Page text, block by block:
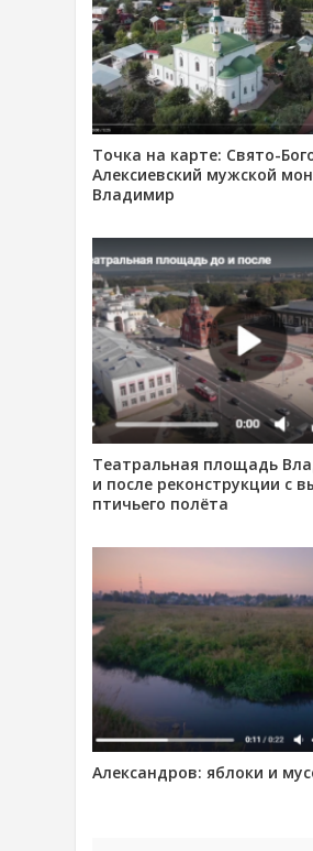
Точка на карте: Свято-
Алексиевский мужской
Владимир
Театральная площадь
и после реконструкции с
птичьего полёта
Александров: яблоки и